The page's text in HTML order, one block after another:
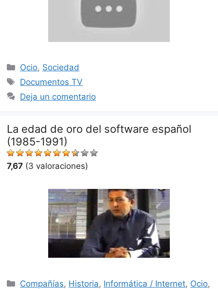
Categorías
Ocio, Sociedad
Etiquetas
Documentos TV
Deja un comentario
La edad de oro del software español
(1985-1991)
7,67 (3 valoraciones)
Categorías
Compañías, Historia, Informática / Internet, Ocio,